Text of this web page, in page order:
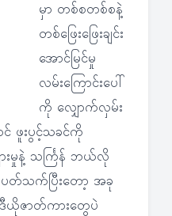
မှာ တစ်စတစ်စနဲ့
တစ်ဖြေးဖြေးချင်း
အောင်မြင်မှု
လမ်းကြောင်းပေါ်
ကို လျှောက်လှမ်း
ဖူးပွင့်သခင်ကို
မှုနဲ့ သင်္ကြန် ဘယ်လို
တ်သက်ပြီးတော့ အခု
ဇာတ်ကားတွေပဲ